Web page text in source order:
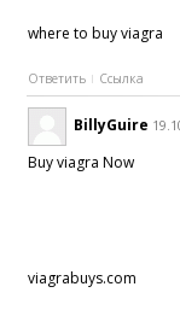
where to buy viagra
Ответить Ссылка
BillyGuire
Buy viagra Now
viagrabuys.com